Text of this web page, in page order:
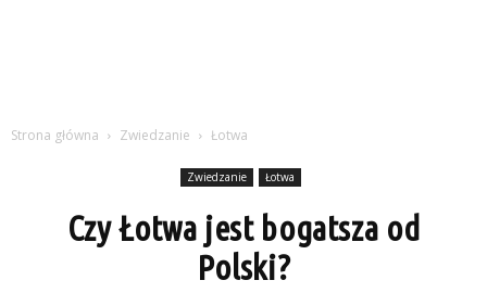
Strona główna Zwiedzanie Łotwa
Zwiedzanie Łotwa
Czy Łotwa jest bogatsza od
Polski?